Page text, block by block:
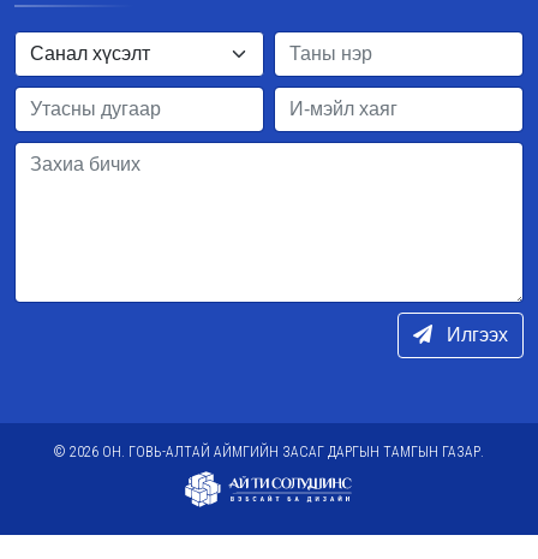
Илгээх
© 2026 ОН. ГОВЬ-АЛТАЙ АЙМГИЙН ЗАСАГ ДАРГЫН ТАМГЫН ГАЗАР.